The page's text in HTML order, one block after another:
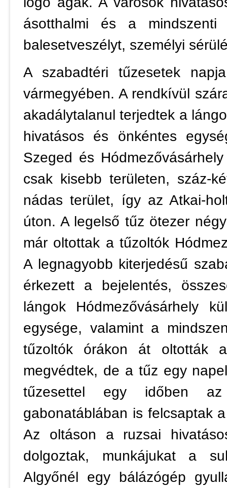
ásotthalmi és a
balesetveszélyt, személyi
A szabadtéri tűzesetek
vármegyében. A rendkívül
akadálytalanul terjedtek a
hivatásos és önkéntes
Szeged és
csak kisebb területen, száz-
nádas terület, így az Atkai-
úton. A legelső tűz ötezer
már oltottak a tűzoltók
A legnagyobb kiterjedésű
érkezett a bejelentés,
lángok Hódmezővásárhely
egysége, valamint a
tűzoltók órákon át oltották
megvédtek, de a tűz egy
tűzesettel egy időben
gabonatáblában is felcsaptak
Az oltáson a ruzsai
dolgoztak, munkájukat a
Algyőnél egy bálázógép